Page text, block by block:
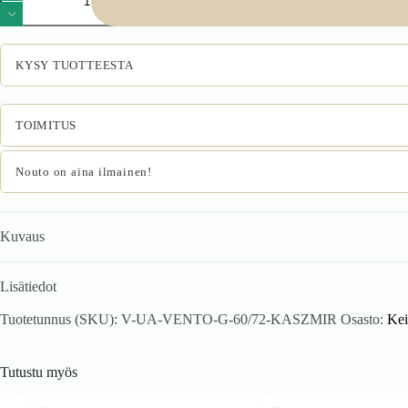
60/72
yläkaappi,
väri:
valkoinen
cashmere
määrä
KYSY TUOTTEESTA
TOIMITUS
Nouto on aina ilmainen!
Kuvaus
Lisätiedot
Tuotetunnus (SKU): V-UA-VENTO-G-60/72-KASZMIR Osasto:
Tutustu myös